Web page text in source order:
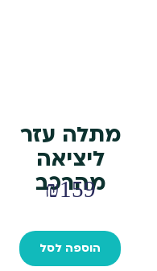
מתלה עזר
ליציאה
מהרכב
₪159
הוספה לסל